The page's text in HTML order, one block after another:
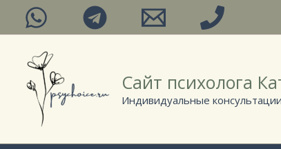
Перейти
Сайт психолога
Индивидуальные